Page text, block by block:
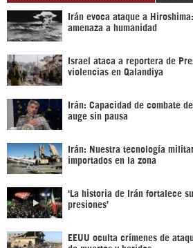
Irán evoca ataque a
amenaza a humanidad
Israel ataca a reportera de
violencias en Qalandiya
Irán: Capacidad de combate
auge sin pausa
Irán: Nuestra tecnología
importados en la zona
‘La historia de Irán fortalece
presiones’
EEUU oculta crímenes de